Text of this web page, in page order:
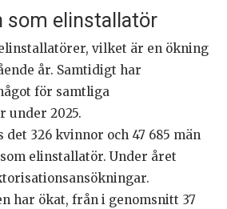
som elinstallatör
vilket är en ökning
år. Samtidigt har
för samtliga
under 2025.
326 kvinnor och 47 685 män
elinstallatör. Under året
har ökat, från i genomsnitt 37